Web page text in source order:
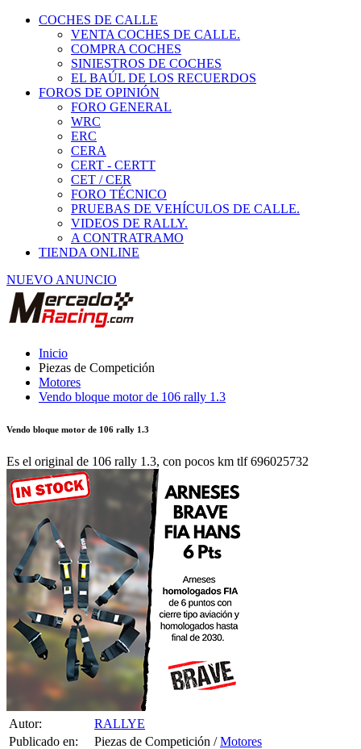
COCHES DE CALLE
VENTA COCHES DE CALLE.
COMPRA COCHES
SINIESTROS DE COCHES
EL BAÚL DE LOS RECUERDOS
FOROS DE OPINIÓN
FORO GENERAL
WRC
ERC
CERA
CERT - CERTT
CET / CER
FORO TÉCNICO
PRUEBAS DE VEHÍCULOS DE CALLE.
VIDEOS DE RALLY.
A CONTRATRAMO
TIENDA ONLINE
NUEVO ANUNCIO
Inicio
Piezas de Competición
Motores
Vendo bloque motor de 106 rally 1.3
Vendo bloque motor de 106 rally 1.3
Es el original de 106 rally 1.3, con pocos km tlf 696025732
Autor:
RALLYE
Publicado en:
Piezas de Competición /Motores